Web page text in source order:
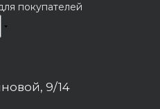
покупателей
9/14